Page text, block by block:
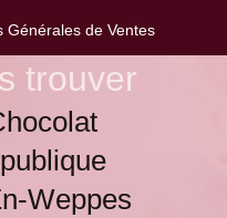
Générales de Ventes
trouver
Weppes